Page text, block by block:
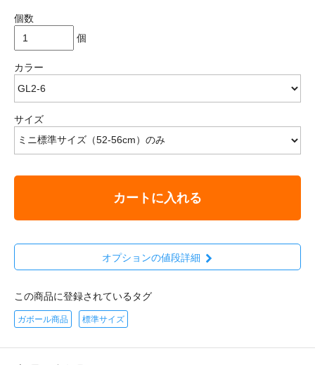
個数
個
カラー
サイズ
カートに入れる
オプションの値段詳細
この商品に登録されているタグ
ガボール商品 標準サイズ